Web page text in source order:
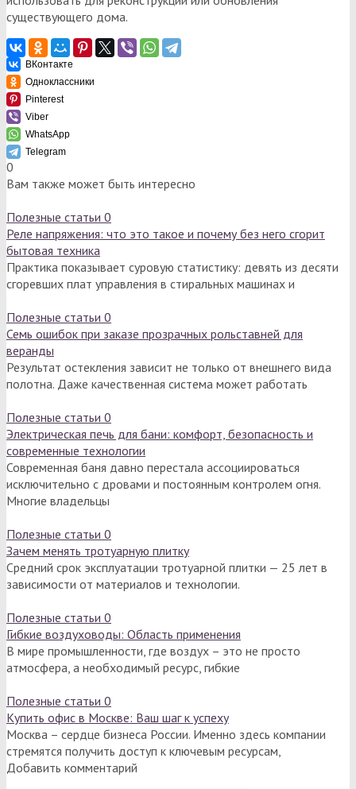
существующего дома.
ВКонтакте
Одноклассники
Pinterest
Viber
WhatsApp
Telegram
0
Вам также может быть интересно
Полезные статьи 0
Реле напряжения: что это такое и почему без него сгорит
бытовая техника
Практика показывает суровую статистику: девять из десяти
сгоревших плат управления в стиральных машинах и
Полезные статьи 0
Семь ошибок при заказе прозрачных рольставней для
веранды
Результат остекления зависит не только от внешнего вида
полотна. Даже качественная система может работать
Полезные статьи 0
Электрическая печь для бани: комфорт, безопасность и
современные технологии
Современная баня давно перестала ассоциироваться
исключительно с дровами и постоянным контролем огня.
Многие владельцы
Полезные статьи 0
Зачем менять тротуарную плитку
Средний срок эксплуатации тротуарной плитки — 25 лет в
зависимости от материалов и технологии.
Полезные статьи 0
Гибкие воздуховоды: Область применения
В мире промышленности, где воздух – это не просто
атмосфера, а необходимый ресурс, гибкие
Полезные статьи 0
Купить офис в Москве: Ваш шаг к успеху
Москва – сердце бизнеса России. Именно здесь компании
стремятся получить доступ к ключевым ресурсам,
Добавить комментарий